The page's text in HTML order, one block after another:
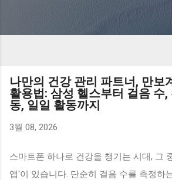
나만의 건강 관리 파트너, 만보
활용법: 삼성 헬스부터 걸음 수,
동, 일일 활동까지
3월 08, 2026
스마트폰 하나로 건강을 챙기는 시대, 그
앱'이 있습니다. 단순히 걸음 수를 측정하